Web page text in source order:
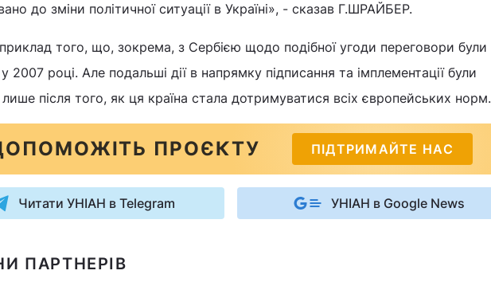
до зміни політичної ситуації в Україні», - сказав Г.ШРАЙБЕР.
приклад того, що, зокрема, з Сербією щодо подібної угоди переговори були
2007 році. Але подальші дії в напрямку підписання та імплементації були
лише після того, як ця країна стала дотримуватися всіх європейських норм.
ПРОЄКТУ ПІДТРИМАЙТЕ НАС
Читати УНІАН в Telegram УНІАН в Google News
ПАРТНЕРІВ